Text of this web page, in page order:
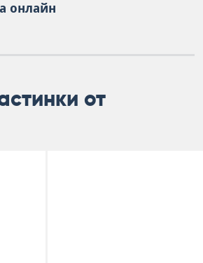
онлайн
от